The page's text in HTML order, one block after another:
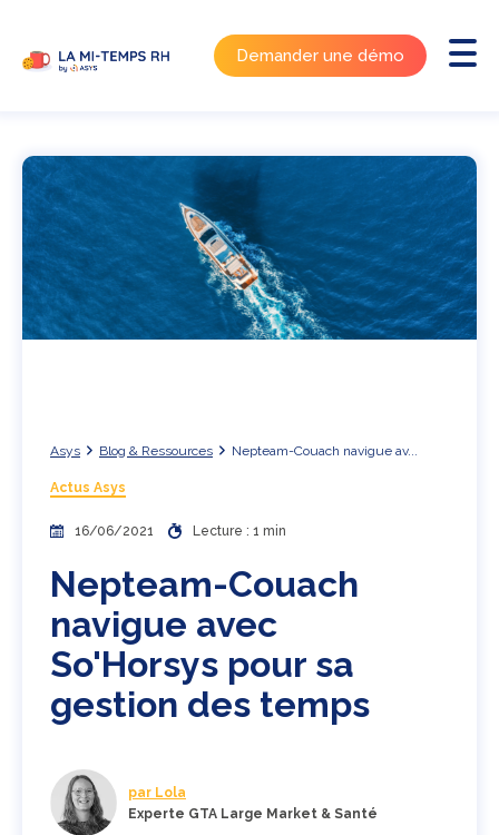
Demander une démo
Asys Blog & Ressources Nepteam-Couach navigue av...
Actus Asys
16/06/2021 Lecture : 1 min
Nepteam-Couach
navigue avec
So'Horsys pour sa
gestion des temps
par Lola
Experte GTA Large Market & Santé